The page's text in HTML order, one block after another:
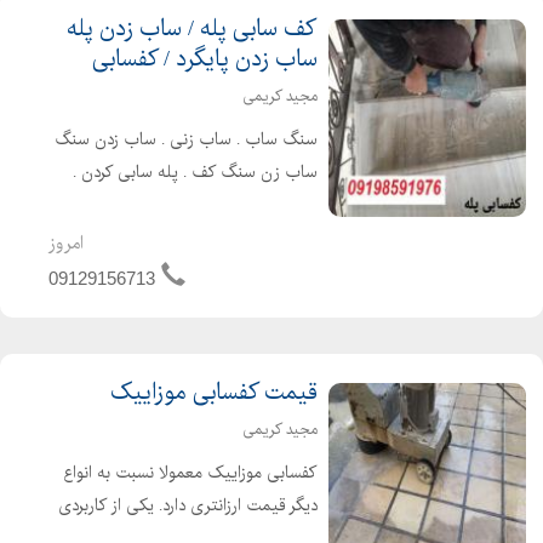
کف سابی پله / ساب زدن پله
ساب زدن پایگرد / کفسابی
مجید کریمی
سنگ ساب . ساب زنی . ساب زدن سنگ
ساب زن سنگ کف . پله سابی کردن .
امروز
09129156713
قیمت کفسابی موزاییک
مجید کریمی
کفسابی موزاییک معمولا نسبت به انواع
دیگر قیمت ارزانتری دارد. یکی از کاربردی